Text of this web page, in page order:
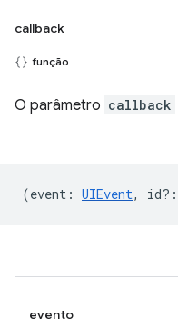
callback
função
O parâmetro callback
(event : UIEvent, id? :
evento